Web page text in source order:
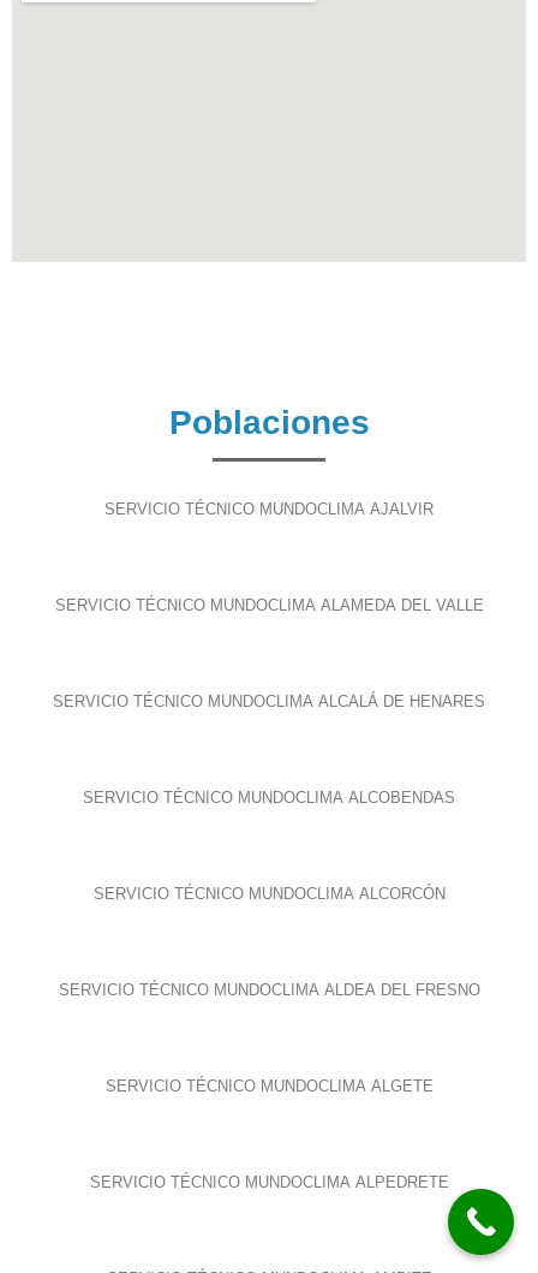
Poblaciones
SERVICIO TÉCNICO MUNDOCLIMA AJALVIR
SERVICIO TÉCNICO MUNDOCLIMA ALAMEDA DEL VALLE
SERVICIO TÉCNICO MUNDOCLIMA ALCALÁ DE HENARES
SERVICIO TÉCNICO MUNDOCLIMA ALCOBENDAS
SERVICIO TÉCNICO MUNDOCLIMA ALCORCÓN
SERVICIO TÉCNICO MUNDOCLIMA ALDEA DEL FRESNO
SERVICIO TÉCNICO MUNDOCLIMA ALGETE
SERVICIO TÉCNICO MUNDOCLIMA ALPEDRETE